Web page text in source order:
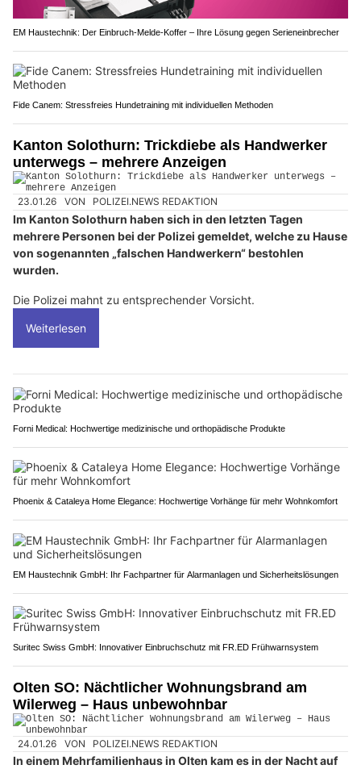
EM Haustechnik: Der Einbruch-Melde-Koffer – Ihre Lösung gegen Serieneinbrecher
Fide Canem: Stressfreies Hundetraining mit individuellen Methoden
Kanton Solothurn: Trickdiebe als Handwerker
unterwegs – mehrere Anzeigen
23.01.26 VON POLIZEI.NEWS REDAKTION
Im Kanton Solothurn haben sich in den letzten Tagen
mehrere Personen bei der Polizei gemeldet, welche zu Hause
von sogenannten „falschen Handwerkern“ bestohlen
wurden.
Die Polizei mahnt zu entsprechender Vorsicht.
Weiterlesen
Forni Medical: Hochwertige medizinische und orthopädische Produkte
Phoenix & Cataleya Home Elegance: Hochwertige Vorhänge für mehr Wohnkomfort
EM Haustechnik GmbH: Ihr Fachpartner für Alarmanlagen und Sicherheitslösungen
Suritec Swiss GmbH: Innovativer Einbruchschutz mit FR.ED Frühwarnsystem
Olten SO: Nächtlicher Wohnungsbrand am
Wilerweg – Haus unbewohnbar
24.01.26 VON POLIZEI.NEWS REDAKTION
In einem Mehrfamilienhaus in Olten kam es in der Nacht auf